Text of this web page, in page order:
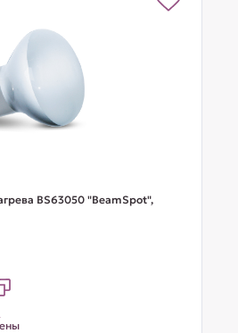
BS63050 "BeamSpot",